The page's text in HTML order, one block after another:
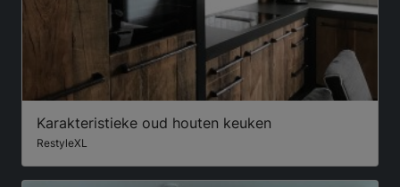
Karakteristieke oud houten keuken
RestyleXL